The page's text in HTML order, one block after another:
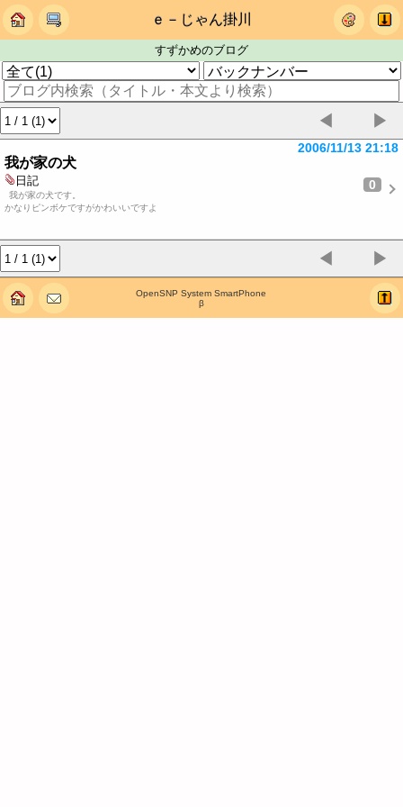
ｅ－じゃん掛川
すずかめのブログ
◀ ▶
我が家の犬
2006/11/13 21:18
日記 0
我が家の犬です。
かなりピンボケですがかわいいですよ
◀ ▶
OpenSNP System SmartPhone
β